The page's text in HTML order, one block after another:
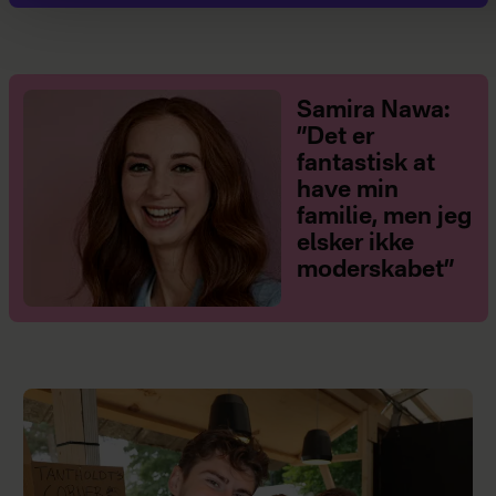
Samira Nawa:
”Det er
fantastisk at
have min
familie, men jeg
elsker ikke
moderskabet”